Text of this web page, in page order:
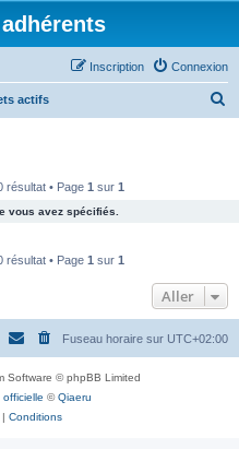
Connexion
Inscription
actifs
e
r
résultat • Page 1 sur 1
vous avez spécifiés.
résultat • Page 1 sur 1
Aller
Fuseau horaire sur UTC+02:00
Software © phpBB Limited
©Qiaeru
| Conditions